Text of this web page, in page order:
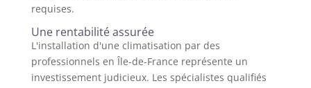
requises.
Une rentabilité assurée
L'installation d'une climatisation par des
professionnels en Île-de-France représente un
investissement judicieux. Les spécialistes qualifiés